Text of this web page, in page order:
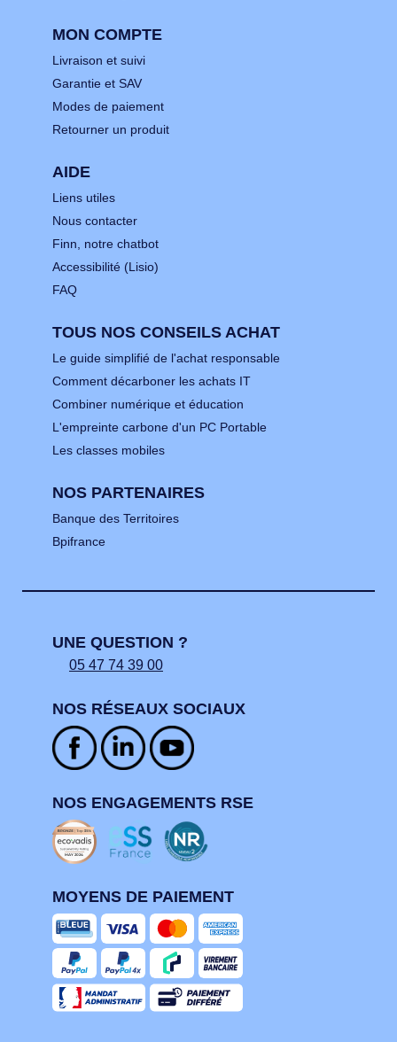
MON COMPTE
Livraison et suivi
Garantie et SAV
Modes de paiement
Retourner un produit
AIDE
Liens utiles
Nous contacter
Finn, notre chatbot
Accessibilité (Lisio)
FAQ
TOUS NOS CONSEILS ACHAT
Le guide simplifié de l'achat responsable
Comment décarboner les achats IT
Combiner numérique et éducation
L'empreinte carbone d'un PC Portable
Les classes mobiles
NOS PARTENAIRES
Banque des Territoires
Bpifrance
UNE QUESTION ?
05 47 74 39 00
NOS RÉSEAUX SOCIAUX
NOS ENGAGEMENTS RSE
MOYENS DE PAIEMENT